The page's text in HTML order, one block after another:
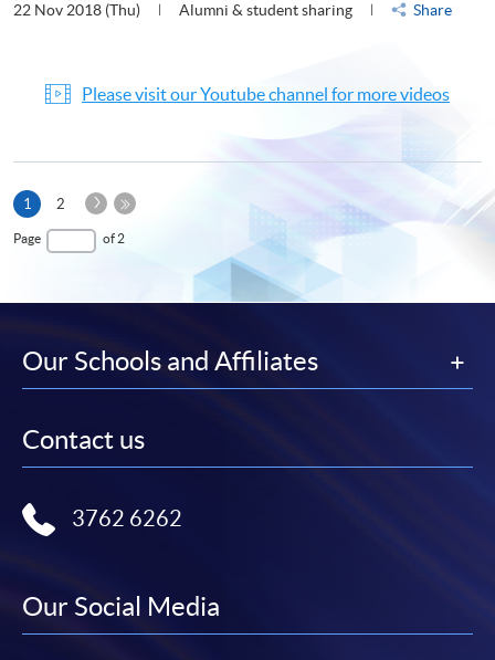
22 Nov 2018 (Thu) Alumni & student sharing Share
Please visit our Youtube channel for more videos
1 Current
page
2
Next
Page of 2
Our Schools and Affiliates
Contact us
3762 6262
Our Social Media